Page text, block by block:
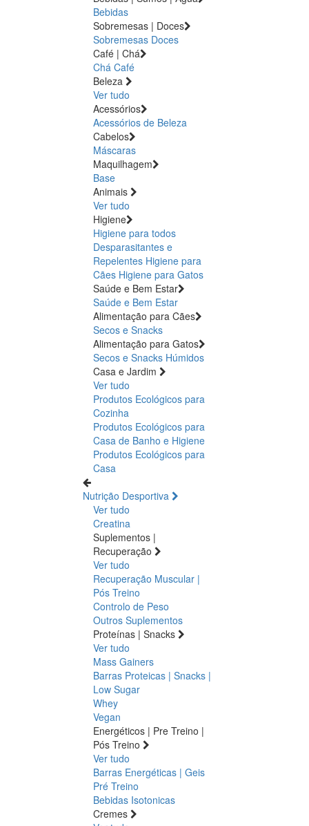
Bebidas
Sobremesas | Doces
Sobremesas Doces
Café | Chá
Chá Café
Beleza
Ver tudo
Acessórios
Acessórios de Beleza
Cabelos
Máscaras
Maquilhagem
Base
Animais
Ver tudo
Higiene
Higiene para todos
Desparasitantes e
Repelentes Higiene para
Cães Higiene para Gatos
Saúde e Bem Estar
Saúde e Bem Estar
Alimentação para Cães
Secos e Snacks
Alimentação para Gatos
Secos e Snacks Húmidos
Casa e Jardim
Ver tudo
Produtos Ecológicos para
Cozinha
Produtos Ecológicos para
Casa de Banho e Higiene
Produtos Ecológicos para
Casa
Nutrição Desportiva
Ver tudo
Creatina
Suplementos |
Recuperação
Ver tudo
Recuperação Muscular |
Pós Treino
Controlo de Peso
Outros Suplementos
Proteínas | Snacks
Ver tudo
Mass Gainers
Barras Proteicas | Snacks |
Low Sugar
Whey
Vegan
Energéticos | Pre Treino |
Pós Treino
Ver tudo
Barras Energéticas | Geis
Pré Treino
Bebidas Isotonicas
Cremes